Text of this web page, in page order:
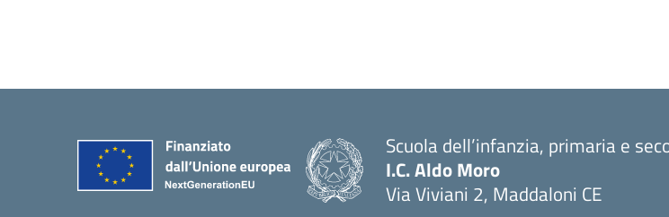
Scuola dell’infanzia, primaria e
I.C. Aldo Moro
Via Viviani 2, Maddaloni CE